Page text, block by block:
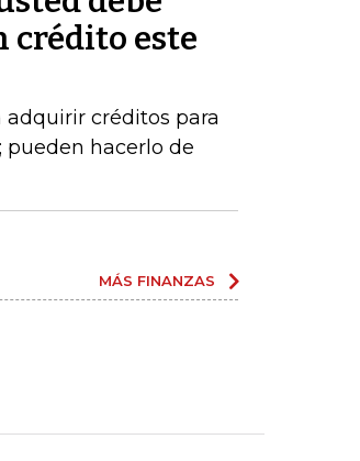
crédito este
créditos para
pueden hacerlo de
MÁS FINANZAS